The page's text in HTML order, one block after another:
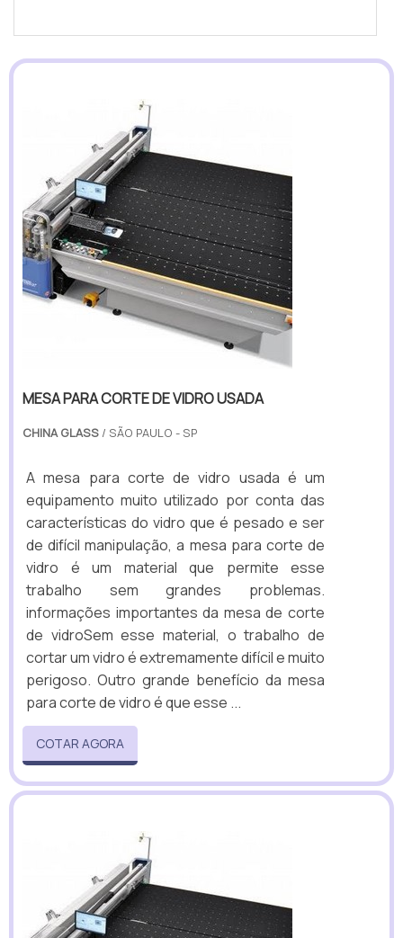
MESA PARA CORTE DE VIDRO USADA
CHINA GLASS / SÃO PAULO - SP
A mesa para corte de vidro usada é um
equipamento muito utilizado por conta das
características do vidro que é pesado e ser
de difícil manipulação, a mesa para corte de
vidro é um material que permite esse
trabalho sem grandes problemas.
informações importantes da mesa de corte
de vidroSem esse material, o trabalho de
cortar um vidro é extremamente difícil e muito
perigoso. Outro grande benefício da mesa
para corte de vidro é que esse ...
COTAR AGORA